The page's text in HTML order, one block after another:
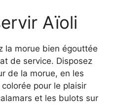
Aïoli
la morue bien égouttée
de service. Disposez
de la morue, en les
pour le plaisir
et les bulots sur